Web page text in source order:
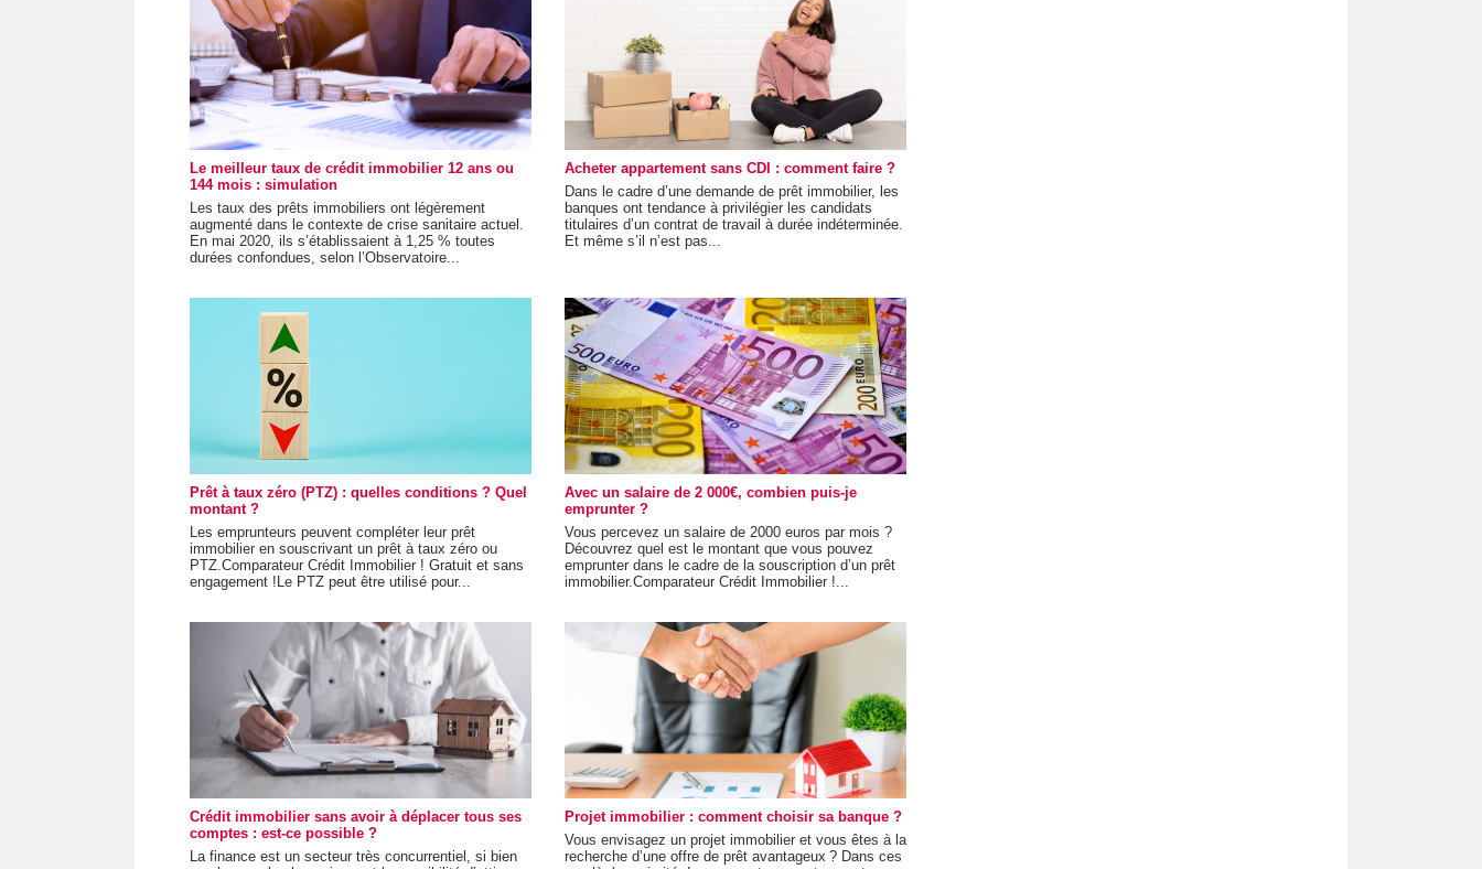
Le meilleur taux de crédit immobilier 12 ans ou
144 mois : simulation
Les taux des prêts immobiliers ont légèrement
augmenté dans le contexte de crise sanitaire actuel.
En mai 2020, ils s’établissaient à 1,25 % toutes
durées confondues, selon l’Observatoire...
Acheter appartement sans CDI : comment faire ?
Dans le cadre d’une demande de prêt immobilier, les
banques ont tendance à privilégier les candidats
titulaires d’un contrat de travail à durée indéterminée.
Et même s’il n’est pas...
Prêt à taux zéro (PTZ) : quelles conditions ? Quel
montant ?
Les emprunteurs peuvent compléter leur prêt
immobilier en souscrivant un prêt à taux zéro ou
PTZ.Comparateur Crédit Immobilier ! Gratuit et sans
engagement !Le PTZ peut être utilisé pour...
Avec un salaire de 2 000€, combien puis-je
emprunter ?
Vous percevez un salaire de 2000 euros par mois ?
Découvrez quel est le montant que vous pouvez
emprunter dans le cadre de la souscription d’un prêt
immobilier.Comparateur Crédit Immobilier !...
Crédit immobilier sans avoir à déplacer tous ses
comptes : est-ce possible ?
La finance est un secteur très concurrentiel, si bien
Projet immobilier : comment choisir sa banque ?
Vous envisagez un projet immobilier et vous êtes à la
recherche d’une offre de prêt avantageux ? Dans ces